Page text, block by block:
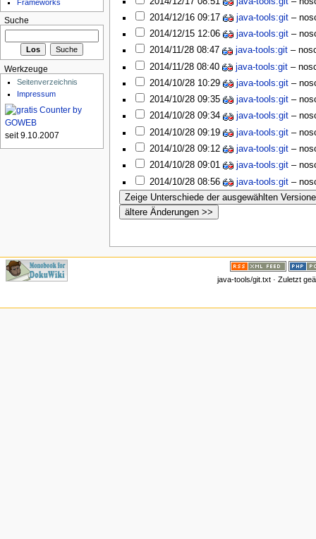
2014/12/16 09:17
java-tools:git–
2014/12/15 12:06
java-tools:git–
2014/11/28 08:47
java-tools:git–
2014/11/28 08:40
java-tools:git–
2014/10/28 10:29
java-tools:git–
2014/10/28 09:35
java-tools:git–
2014/10/28 09:34
java-tools:git–
2014/10/28 09:19
java-tools:git–
2014/10/28 09:12
java-tools:git–
2014/10/28 09:01
java-tools:git–
2014/10/28 08:56
java-tools:git–
Frameworks
Suche
Werkzeuge
Seitenverzeichnis
Impressum
seit 9.10.2007
java-tools/git.txt · Zuletzt